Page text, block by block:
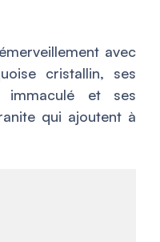
avec
cristallin, ses
et ses
qui ajoutent à